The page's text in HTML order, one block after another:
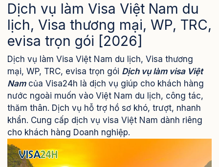
Dịch vụ làm Visa Việt Nam du
lịch, Visa thương mại, WP, TRC,
evisa trọn gói [2026]
Dịch vụ làm Visa Việt Nam du lịch, Visa thương
mại, WP, TRC, evisa trọn gói Dịch vụ làm visa Việt
Nam của Visa24h là dịch vụ giúp cho khách hàng
nước ngoài muốn vào Việt Nam du lịch, công tác,
thăm thân. Dịch vụ hỗ trợ hồ sơ khó, trượt, nhanh
khẩn. Cung cấp dịch vụ visa Việt Nam dành riêng
cho khách hàng Doanh nghiệp.